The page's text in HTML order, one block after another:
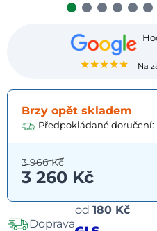
★★★★★ Na
Brzy opět skladem
Předpokládané doručení:
3 260 Kč
3 966 Kč
Doprava
od 180 Kč